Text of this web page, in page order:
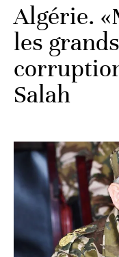
Algérie.
les
Salah